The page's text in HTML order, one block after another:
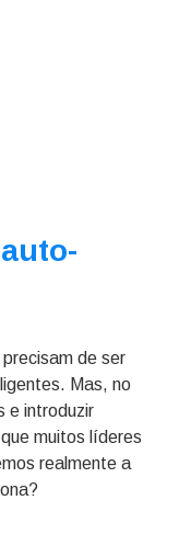
de ser
Mas, no
e introduzir
muitos líderes
realmente a